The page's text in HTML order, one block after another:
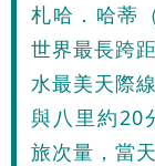
札哈．哈蒂
世界最長跨
水最美天際
與八里約20
旅次量，當